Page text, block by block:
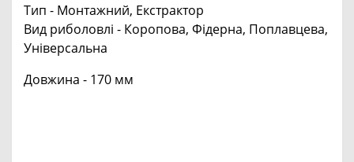
Тип - Монтажний, Екстрактор
Вид риболовлі - Коропова, Фідерна, Поплавцева,
Універсальна
Довжина - 170 мм